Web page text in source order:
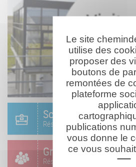
Scolaire
Réservation & informations
Groupes
Réservation & informations
Le site
utilise des
proposer des
boutons de
remontées de
plateforme
publications
vous donne le
ce vous